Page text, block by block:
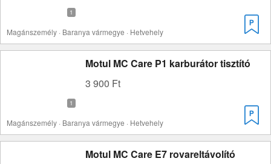
Magánszemély · Baranya vármegye · Hetvehely
Motul MC Care P1 karburátor tisztító
3 900 Ft
Magánszemély · Baranya vármegye · Hetvehely
Motul MC Care E7 rovareltávolító